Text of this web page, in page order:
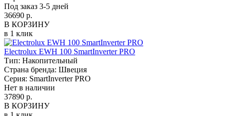
Под заказ 3-5 дней
36690 р.
В КОРЗИНУ
в 1 клик
Electrolux EWH 100 SmartInverter PRO
Тип: Накопительный
Страна бренда: Швеция
Серия: SmartInverter PRO
Нет в наличии
37890 р.
В КОРЗИНУ